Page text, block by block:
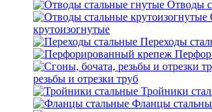
Отводы
крутоизогнутые
Переходы
резьбы и отрезки труб
Тройники
Фланцы